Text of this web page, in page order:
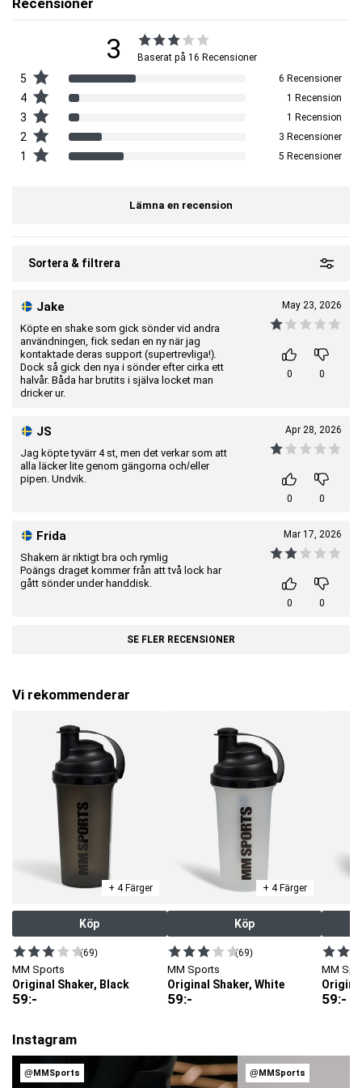
3 Baserat på 16 Recensioner
5 6 Recensioner
4 1 Recension
3 1 Recension
2 3 Recensioner
1 5 Recensioner
Lämna en recension
Sortera & filtrera
Jake
Köpte en shake som gick sönder vid andra
användningen, fick sedan en ny när jag
kontaktade deras support (supertrevliga!).
Dock så gick den nya i sönder efter cirka ett
halvår. Båda har brutits i själva locket man
dricker ur.
May 23, 2026
0 0
JS
Jag köpte tyvärr 4 st, men det verkar som att
alla läcker lite genom gängorna och/eller
pipen. Undvik.
Apr 28, 2026
0 0
Frida
Shakern är riktigt bra och rymlig
Poängs draget kommer från att två lock har
gått sönder under handdisk.
Mar 17, 2026
0 0
SE FLER RECENSIONER
Vi rekommenderar
+ 4 Färger
Köp
(69)
MM Sports
Original Shaker, Black
59:-
+ 4 Färger
Köp
(69)
MM Sports
Original Shaker, White
59:-
MM
59:-
Instagram
@MMSports @MMSports